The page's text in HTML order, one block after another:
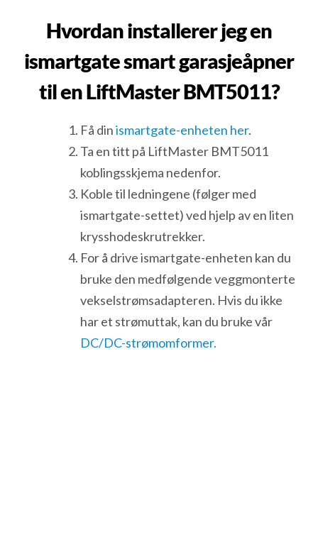
Hvordan installerer jeg en
ismartgate smart garasjeåpner
til en LiftMaster BMT5011?
Få dinismartgate-enheten her.
Ta en titt på LiftMaster BMT5011
koblingsskjema nedenfor.
Koble til ledningene (følger med
ismartgate-settet) ved hjelp av en liten
krysshodeskrutrekker.
For å drive ismartgate-enheten kan du
bruke den medfølgende veggmonterte
vekselstrømsadapteren. Hvis du ikke
har et strømuttak, kan du bruke vår
DC/DC-strømomformer.